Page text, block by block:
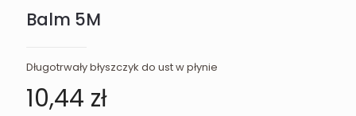
Balm 5M
Długotrwały błyszczyk do ust w płynie
10,44 zł